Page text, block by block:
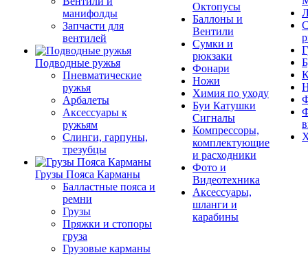
манифолды
Запчасти для
вентилей
Подводные ружья
Пневматические
ружья
Арбалеты
Аксессуары к
ружьям
Слинги, гарпуны,
трезубцы
Грузы Пояса Карманы
Балластные пояса и
ремни
Грузы
Пряжки и стопоры
груза
Грузовые карманы
Октопусы
Баллоны и
Вентили
Сумки и
рюкзаки
Фонари
Ножи
Химия по уходу
Буи Катушки
Сигналы
Компрессоры,
комплектующие
и расходники
Фото и
Видеотехника
Аксессуары,
шланги и
карабины